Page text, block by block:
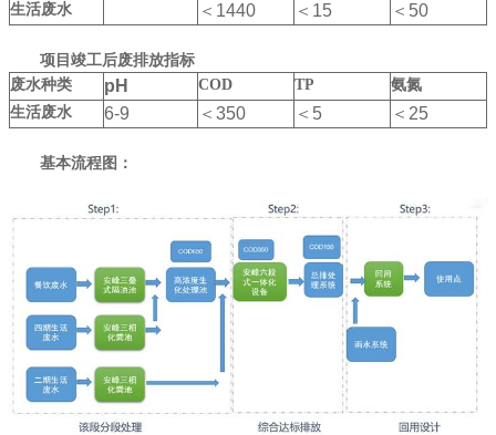
生活废水
＜ 1440 ＜ 15 ＜ 50
项目竣工后废排放指标
废水种类
pH COD TP
氨氮
生活废水
6-9 ＜ 350 ＜ 5 ＜ 25
基本流程图：
生活废水
＜ 1440 ＜ 15 ＜ 50
项目竣工后废排放指标
废水种类
pH COD TP
氨氮
生活废水
6-9 ＜ 350 ＜ 5 ＜ 25
基本流程图：